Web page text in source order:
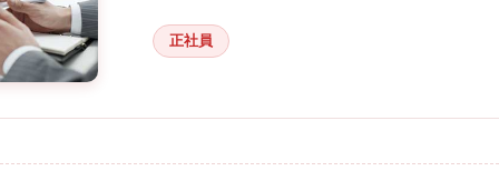
正社員